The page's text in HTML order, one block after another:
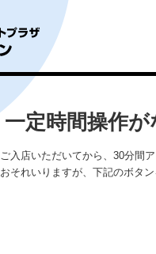
一定時間操作
ご入店いただいてから、30分間
おそれいりますが、下記のボタ